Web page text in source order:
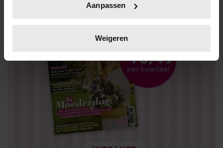
op specifieke eigenschappen (fingerprinting)
verwerkt en stel uw voorkeuren in het
intrekken in de Cookieverklaring.
We gebruiken cookies om content en advertenties te
personaliseren, om functies voor social media te bieden
en om ons websiteverkeer te analyseren. Ook delen we
informatie over uw gebruik van onze site met onze
partners voor social media, adverteren en analyse. Deze
Aanpassen
Weigeren